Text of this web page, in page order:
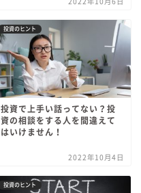
投資のヒント
投資で上手い話ってない？投
資の相談をする人を間違えて
はいけません！
2022年10月4日
投資のヒント